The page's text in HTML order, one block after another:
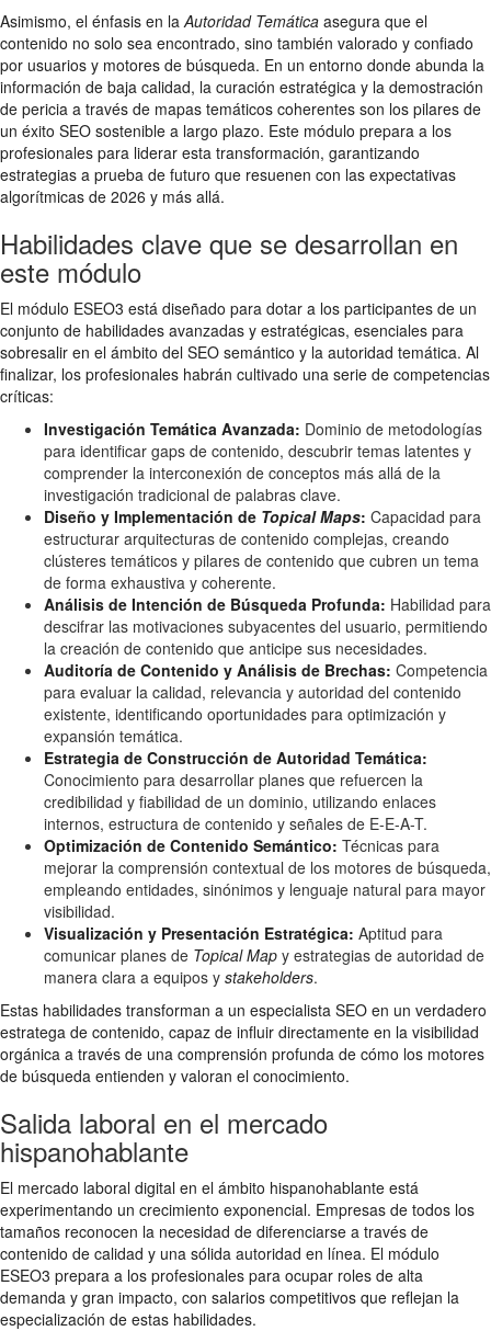
Asimismo, el énfasis en la Autoridad Temática asegura que el
contenido no solo sea encontrado, sino también valorado y confiado
por usuarios y motores de búsqueda. En un entorno donde abunda la
información de baja calidad, la curación estratégica y la demostración
de pericia a través de mapas temáticos coherentes son los pilares de
un éxito SEO sostenible a largo plazo. Este módulo prepara a los
profesionales para liderar esta transformación, garantizando
estrategias a prueba de futuro que resuenen con las expectativas
algorítmicas de 2026 y más allá.
Habilidades clave que se desarrollan en
este módulo
El módulo ESEO3 está diseñado para dotar a los participantes de un
conjunto de habilidades avanzadas y estratégicas, esenciales para
sobresalir en el ámbito del SEO semántico y la autoridad temática. Al
finalizar, los profesionales habrán cultivado una serie de competencias
críticas:
Investigación Temática Avanzada: Dominio de metodologías
para identificar gaps de contenido, descubrir temas latentes y
comprender la interconexión de conceptos más allá de la
investigación tradicional de palabras clave.
Diseño y Implementación de Topical Maps: Capacidad para
estructurar arquitecturas de contenido complejas, creando
clústeres temáticos y pilares de contenido que cubren un tema
de forma exhaustiva y coherente.
Análisis de Intención de Búsqueda Profunda: Habilidad para
descifrar las motivaciones subyacentes del usuario, permitiendo
la creación de contenido que anticipe sus necesidades.
Auditoría de Contenido y Análisis de Brechas: Competencia
para evaluar la calidad, relevancia y autoridad del contenido
existente, identificando oportunidades para optimización y
expansión temática.
Estrategia de Construcción de Autoridad Temática:
Conocimiento para desarrollar planes que refuercen la
credibilidad y fiabilidad de un dominio, utilizando enlaces
internos, estructura de contenido y señales de E-E-A-T.
Optimización de Contenido Semántico: Técnicas para
mejorar la comprensión contextual de los motores de búsqueda,
empleando entidades, sinónimos y lenguaje natural para mayor
visibilidad.
Visualización y Presentación Estratégica: Aptitud para
comunicar planes de Topical Map y estrategias de autoridad de
manera clara a equipos y stakeholders.
Estas habilidades transforman a un especialista SEO en un verdadero
estratega de contenido, capaz de influir directamente en la visibilidad
orgánica a través de una comprensión profunda de cómo los motores
de búsqueda entienden y valoran el conocimiento.
Salida laboral en el mercado
hispanohablante
El mercado laboral digital en el ámbito hispanohablante está
experimentando un crecimiento exponencial. Empresas de todos los
tamaños reconocen la necesidad de diferenciarse a través de
contenido de calidad y una sólida autoridad en línea. El módulo
ESEO3 prepara a los profesionales para ocupar roles de alta
demanda y gran impacto, con salarios competitivos que reflejan la
especialización de estas habilidades.